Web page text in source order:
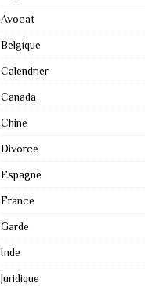
Avocat
Belgique
Calendrier
Canada
Chine
Divorce
Espagne
France
Garde
Inde
Juridique